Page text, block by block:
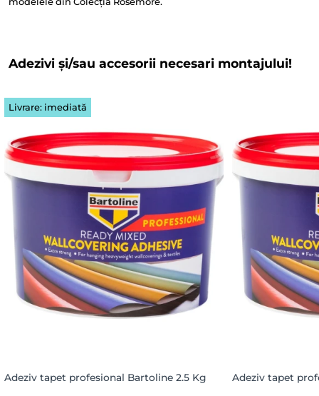
Adezivi și/sau accesorii necesari montajului!
Livrare: imediată
Adeziv tapet profesional Bartoline 2.5 Kg Adeziv tapet